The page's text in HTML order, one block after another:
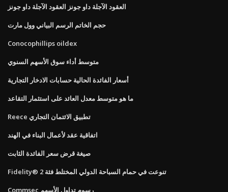
العقود الآجلة داو جونز العقود الآجلة داو جونز
حجم الخاتم الرسم البياني وول مارت
Conocophillips oildex
متوسط ​​أداء سوق الأسهم السنوي
أسعار الفائدة الحالية حسابات الادخار التجارية
ما هو متوسط ​​معدل العائد على استثمار التقاعد
Reece تطبيق الائتمان التجاري
اتفاقية عقد لأعمال البناء في الهند
صيغة قرض سعر الفائدة الثابت
Fidelity® تنوعت في حمام السباحة الدولي المختلط فئة 2
Commsec رسوم تداول الأسهم